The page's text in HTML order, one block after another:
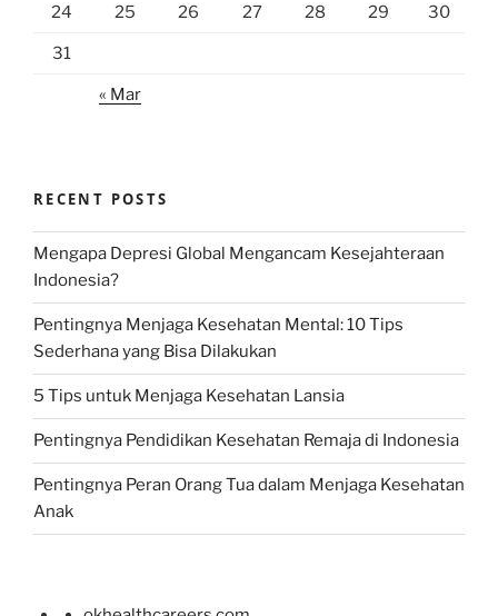
24 25 26 27 28 29 30
31
« Mar
RECENT POSTS
Mengapa Depresi Global Mengancam Kesejahteraan
Indonesia?
Pentingnya Menjaga Kesehatan Mental: 10 Tips
Sederhana yang Bisa Dilakukan
5 Tips untuk Menjaga Kesehatan Lansia
Pentingnya Pendidikan Kesehatan Remaja di Indonesia
Pentingnya Peran Orang Tua dalam Menjaga Kesehatan
Anak